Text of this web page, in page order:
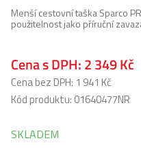
Menší cestovní taška Sparco
použitelnost jako příruční
Cena s DPH:2 349 Kč
Cena bez DPH: 1 941 Kč
Kód produktu: 01640477NR
SKLADEM